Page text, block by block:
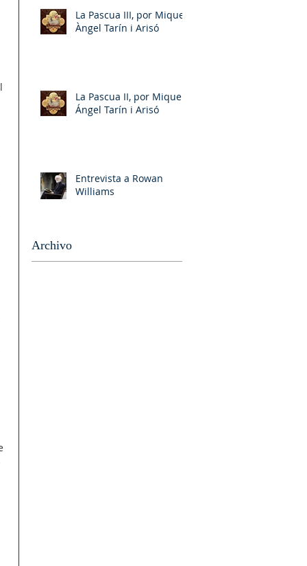
La Pascua III, por Miquel-
Àngel Tarín i Arisó
La Pascua II, por Miquel-
Ángel Tarín i Arisó
Entrevista a Rowan
Williams
Archivo